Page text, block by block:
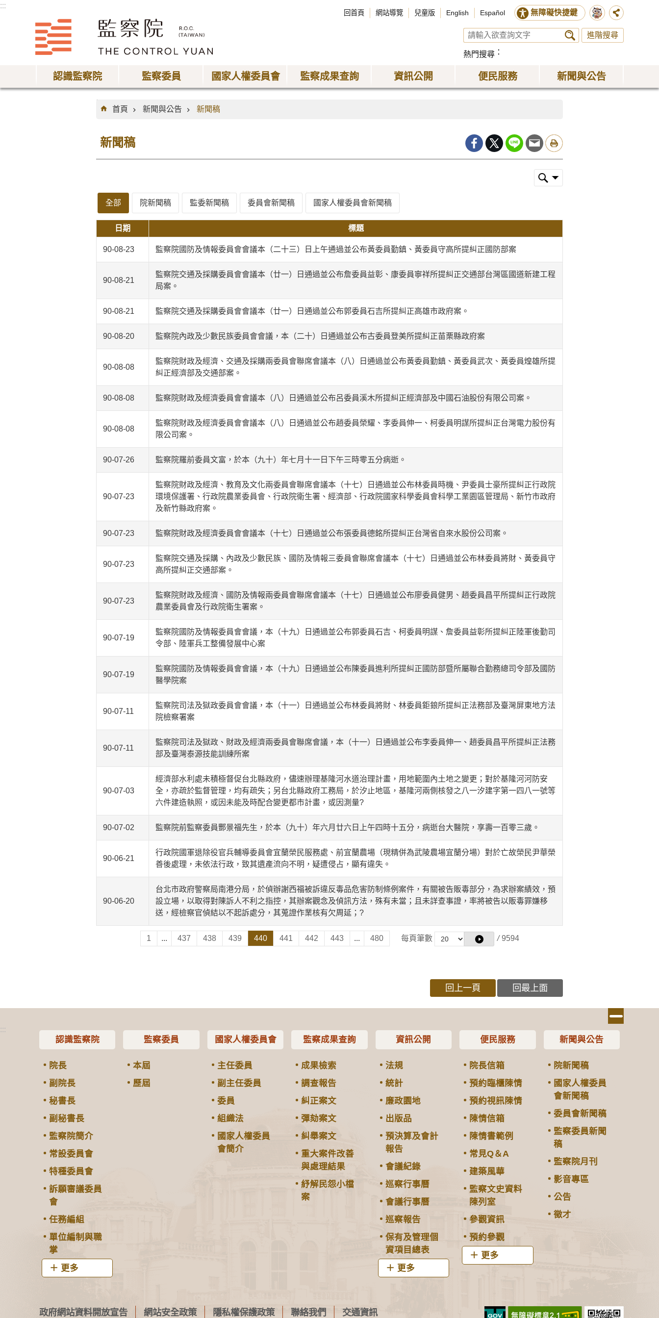
:::
回首頁 網站導覽 兒童版 English Español 無障礙快捷鍵
進階搜尋
熱門搜尋
認識監察院 監察委員 國家人權委員會 監察成果查詢 資訊公開 便民服務 新聞與公告
:::
首頁
新聞與公告 新聞稿
新聞稿
全部 院新聞稿 監委新聞稿 委員會新聞稿 國家人權委員會新聞稿
日期 標題
90-08-23 監察院國防及情報委員會會議本（二十三）日上午通過並公布黃委員勤鎮、黃委員守高所提糾正國防部案
90-08-21
監察院交通及採購委員會會議本（廿一）日通過並公布詹委員益彰、康委員寧祥所提糾正交通部台灣區國道新建工程
局案。
90-08-21 監察院交通及採購委員會會議本（廿一）日通過並公布郭委員石吉所提糾正高雄市政府案。
90-08-20 監察院內政及少數民族委員會會議，本（二十）日通過並公布古委員登美所提糾正苗栗縣政府案
90-08-08
監察院財政及經濟、交通及採購兩委員會聯席會議本（八）日通過並公布黃委員勤鎮、黃委員武次、黃委員煌雄所提
糾正經濟部及交通部案。
90-08-08 監察院財政及經濟委員會會議本（八）日通過並公布呂委員溪木所提糾正經濟部及中國石油股份有限公司案。
90-08-08
監察院財政及經濟委員會會議本（八）日通過並公布趙委員榮耀、李委員伸一、柯委員明謀所提糾正台灣電力股份有
限公司案。
90-07-26 監察院羅前委員文富，於本（九十）年七月十一日下午三時零五分病逝。
90-07-23
監察院財政及經濟、教育及文化兩委員會聯席會議本（十七）日通過並公布林委員時機、尹委員士豪所提糾正行政院
環境保護署、行政院農業委員會、行政院衛生署、經濟部、行政院國家科學委員會科學工業園區管理局、新竹市政府
及新竹縣政府案。
90-07-23 監察院財政及經濟委員會會議本（十七）日通過並公布張委員德銘所提糾正台灣省自來水股份公司案。
90-07-23
監察院交通及採購、內政及少數民族、國防及情報三委員會聯席會議本（十七）日通過並公布林委員將財、黃委員守
高所提糾正交通部案。
90-07-23
監察院財政及經濟、國防及情報兩委員會聯席會議本（十七）日通過並公布廖委員健男、趙委員昌平所提糾正行政院
農業委員會及行政院衛生署案。
90-07-19
監察院國防及情報委員會會議，本（十九）日通過並公布郭委員石吉、柯委員明謀、詹委員益彰所提糾正陸軍後勤司
令部、陸軍兵工整備發展中心案
90-07-19
監察院國防及情報委員會會議，本（十九）日通過並公布陳委員進利所提糾正國防部暨所屬聯合勤務總司令部及國防
醫學院案
90-07-11
監察院司法及獄政委員會會議，本（十一）日通過並公布林委員將財、林委員鉅鋃所提糾正法務部及臺灣屏東地方法
院檢察署案
90-07-11
監察院司法及獄政、財政及經濟兩委員會聯席會議，本（十一）日通過並公布李委員伸一、趙委員昌平所提糾正法務
部及臺灣泰源技能訓練所案
90-07-03
經濟部水利處未積極督促台北縣政府，儘速辦理基隆河水道治理計畫，用地範圍內土地之變更；對於基隆河河防安
全，亦疏於監督管理，均有疏失；另台北縣政府工務局，於汐止地區，基隆河兩側核發之八一汐建字第一四八一號等
六件建造執照，或因未能及時配合變更都市計畫，或因測量?
90-07-02 監察院前監察委員酆景福先生，於本（九十）年六月廿六日上午四時十五分，病逝台大醫院，享壽一百零三歲。
90-06-21
行政院國軍退除役官兵輔導委員會宜蘭榮民服務處、前宜蘭農場（現精併為武陵農場宜蘭分場）對於亡故榮民尹華榮
善後處理，未依法行政，致其遺產流向不明，疑遭侵占，顯有違失。
90-06-20
台北市政府警察局南港分局，於偵辦謝西福被訴違反毒品危害防制條例案件，有關被告販毒部分，為求辦案績效，預
設立場，以取得對陳訴人不利之指控，其辦案觀念及偵訊方法，殊有未當；且未詳查事證，率將被告以販毒罪嫌移
送，經檢察官偵結以不起訴處分，其蒐證作業核有欠周延；?
1 ... 437 438 439 440 441 442 443 ... 480 每頁筆數 / 9594
回上一頁 回最上面
:::
認識監察院
院長
副院長
秘書長
副秘書長
監察院簡介
常設委員會
特種委員會
訴願審議委員
會
任務編組
單位編制與職
掌
更多
監察委員
本屆
歷屆
國家人權委員會
主任委員
副主任委員
委員
組織法
國家人權委員
會簡介
監察成果查詢
成果檢索
調查報告
糾正案文
彈劾案文
糾舉案文
重大案件改善
與處理結果
紓解民怨小檔
案
資訊公開
法規
統計
廉政園地
出版品
預決算及會計
報告
會議紀錄
巡察行事曆
會議行事曆
巡察報告
保有及管理個
資項目總表
更多
便民服務
院長信箱
預約臨櫃陳情
預約視訊陳情
陳情信箱
陳情書範例
常見Q＆A
建築風華
監察文史資料
陳列室
參觀資訊
預約參觀
更多
新聞與公告
院新聞稿
國家人權委員
會新聞稿
委員會新聞稿
監察委員新聞
稿
監察院月刊
影音專區
公告
徵才
政府網站資料開放宣告 網站安全政策 隱私權保護政策 聯絡我們 交通資訊